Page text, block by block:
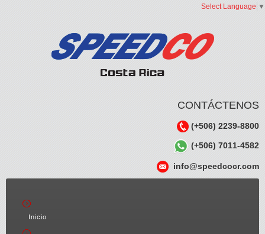
Select Language ▼
CONTÁCTENOS
(+506) 2239-8800
(+506) 7011-4582
info@speedcocr.com
Inicio